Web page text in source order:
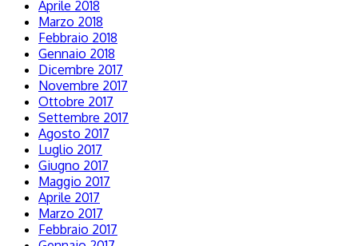
Aprile 2018
Marzo 2018
Febbraio 2018
Gennaio 2018
Dicembre 2017
Novembre 2017
Ottobre 2017
Settembre 2017
Agosto 2017
Luglio 2017
Giugno 2017
Maggio 2017
Aprile 2017
Marzo 2017
Febbraio 2017